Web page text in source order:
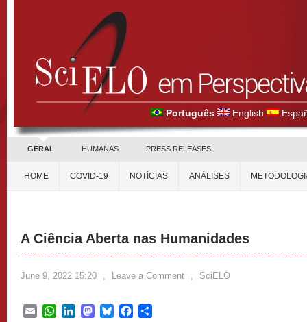
Português English
GERAL HUMANAS PRESS RELEASES
HOME COVID-19 NOTÍCIAS ANÁLISES
A Ciência Aberta nas Humanidades
June 9, 2022 15:20 , Leave a Comment , SciELO
EmailWhatsApp
LinkedInMastodon
BlueskyFacebook